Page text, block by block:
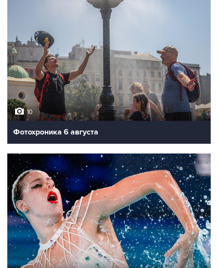
10
Фотохроника 6 августа